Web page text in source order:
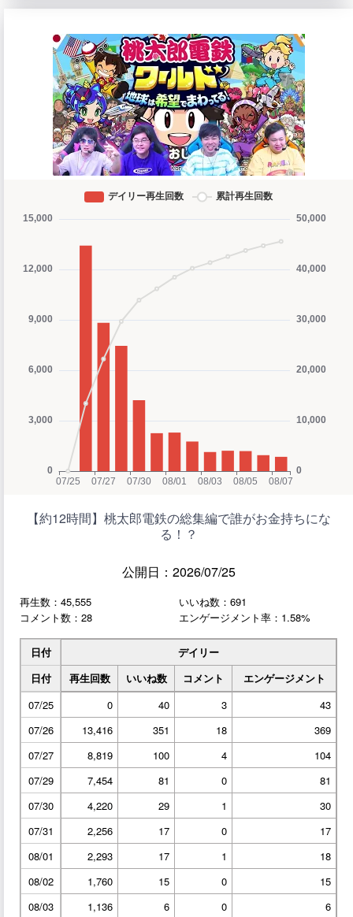
【約12時間】桃太郎電鉄の総集編で誰がお金持ちにな
る！？
公開日：2026/07/25
再生数：45,555
いいね数：691
コメント数：28
エンゲージメント率：1.58%
日付
デイリー
日付
再生回数 いいね数 コメント
エンゲージメント
07/25
0 40 3
43
07/26
13,416 351 18
369
07/27
8,819 100 4
104
07/29
7,454 81 0
81
07/30
4,220 29 1
30
07/31
2,256 17 0
17
08/01
2,293 17 1
18
08/02
1,760 15 0
15
08/03
1,136 6 0
6